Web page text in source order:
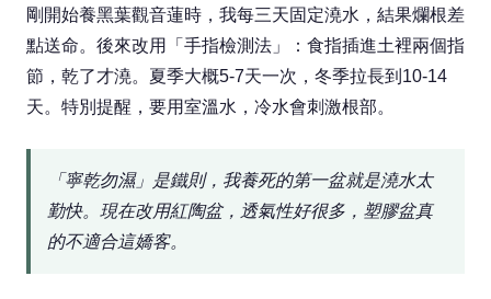
剛開始養黑葉觀音蓮時，我每三天固定澆水，結果爛根差
點送命。後來改用「手指檢測法」：食指插進土裡兩個指
節，乾了才澆。夏季大概5-7天一次，冬季拉長到10-14
天。特別提醒，要用室溫水，冷水會刺激根部。
「寧乾勿濕」是鐵則，我養死的第一盆就是澆水太
勤快。現在改用紅陶盆，透氣性好很多，塑膠盆真
的不適合這嬌客。